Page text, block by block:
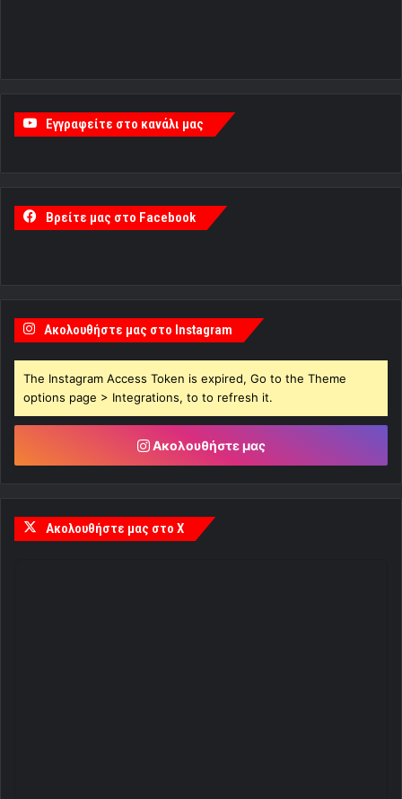
Εγγραφείτε στο κανάλι μας
Βρείτε μας στο Facebook
Ακολουθήστε μας στο Instagram
The Instagram Access Token is expired, Go to the Theme
options page > Integrations, to to refresh it.
Ακολουθήστε μας
Ακολουθήστε μας στο X